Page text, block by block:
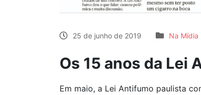
25 de junho de 2019 Na Mídia
Os 15 anos da Lei
Em maio, a Lei Antifumo paulista